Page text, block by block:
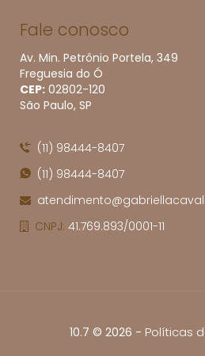
Fale conosco
Av. Min. Petrônio Portela, 349
Freguesia do Ó
CEP: 02802​-120
São Paulo, SP
(11) 98444-8407
(11) 98444-8407
CNPJ: 41.769.893/0001-11
10.7 © 2026 - Políticas